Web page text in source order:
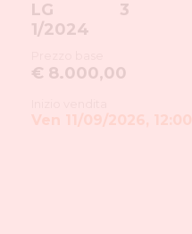
LG
1/2024
3
€ 8.000,00
Ven 11/09/2026, 12:00